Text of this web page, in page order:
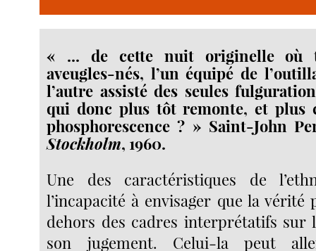
« ... de cette nuit originelle où
aveugles-nés, l’un équipé de
l’autre assisté des seules
qui donc plus tôt remonte, et plus
phosphorescence ? » Saint-John
Stockholm, 1960.
Une des caractéristiques de
l’incapacité à envisager que la vérité
dehors des cadres interprétatifs sur
son jugement. Celui-la peut